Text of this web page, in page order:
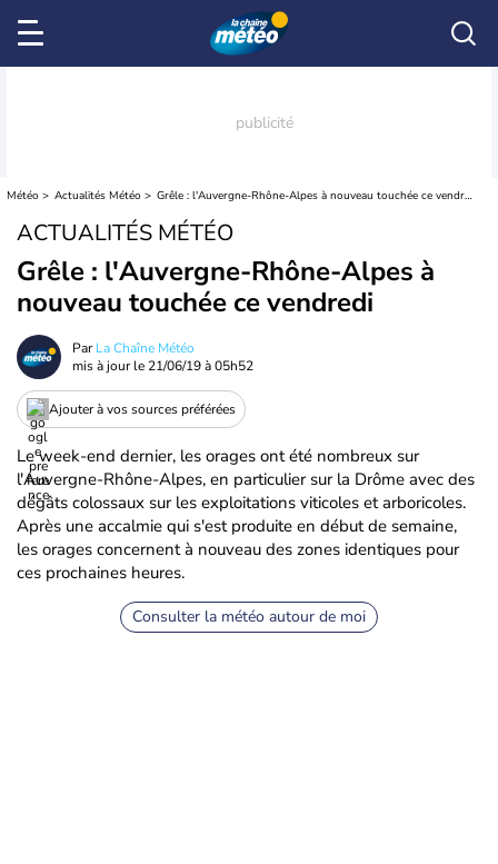
Météo Actualités Météo Grêle : l'Auvergne-Rhône-Alpes à nouveau touchée ce vendredi
ACTUALITÉS MÉTÉO
Grêle : l'Auvergne-Rhône-Alpes à
nouveau touchée ce vendredi
ParLa Chaîne Météo
mis à jour le 21/06/19 à 05h52
Ajouter à vos sources préférées
Le week-end dernier, les orages ont été nombreux sur
l'Auvergne-Rhône-Alpes, en particulier sur la Drôme avec des
dégâts colossaux sur les exploitations viticoles et arboricoles.
Après une accalmie qui s'est produite en début de semaine,
les orages concernent à nouveau des zones identiques pour
ces prochaines heures.
Consulter la météo autour de moi